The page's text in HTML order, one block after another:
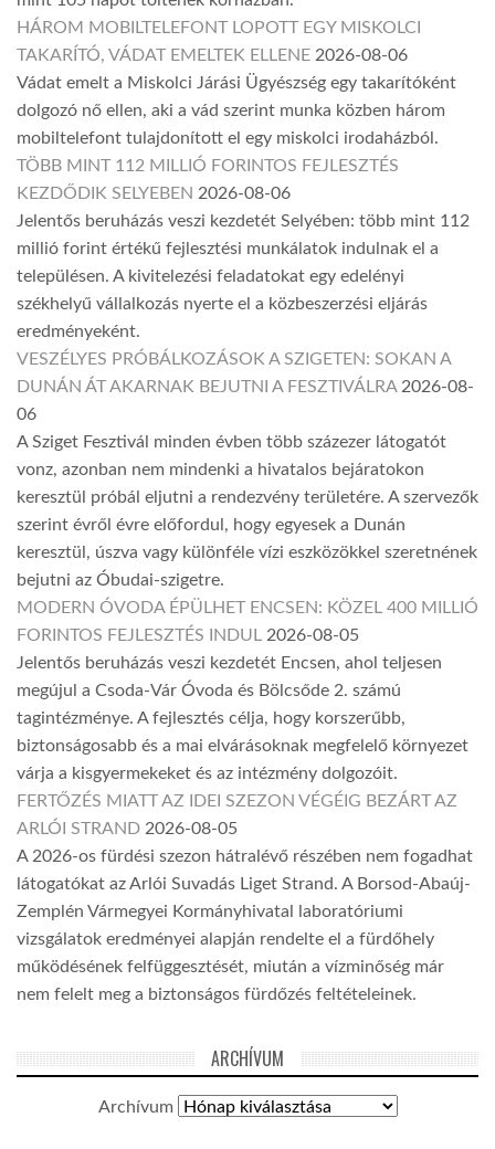
HÁROM MOBILTELEFONT LOPOTT EGY MISKOLCI
TAKARÍTÓ, VÁDAT EMELTEK ELLENE 2026-08-06
Vádat emelt a Miskolci Járási Ügyészség egy takarítóként
dolgozó nő ellen, aki a vád szerint munka közben három
mobiltelefont tulajdonított el egy miskolci irodaházból.
TÖBB MINT 112 MILLIÓ FORINTOS FEJLESZTÉS
KEZDŐDIK SELYEBEN 2026-08-06
Jelentős beruházás veszi kezdetét Selyében: több mint 112
millió forint értékű fejlesztési munkálatok indulnak el a
településen. A kivitelezési feladatokat egy edelényi
székhelyű vállalkozás nyerte el a közbeszerzési eljárás
eredményeként.
VESZÉLYES PRÓBÁLKOZÁSOK A SZIGETEN: SOKAN A
DUNÁN ÁT AKARNAK BEJUTNI A FESZTIVÁLRA 2026-08-
06
A Sziget Fesztivál minden évben több százezer látogatót
vonz, azonban nem mindenki a hivatalos bejáratokon
keresztül próbál eljutni a rendezvény területére. A szervezők
szerint évről évre előfordul, hogy egyesek a Dunán
keresztül, úszva vagy különféle vízi eszközökkel szeretnének
bejutni az Óbudai-szigetre.
MODERN ÓVODA ÉPÜLHET ENCSEN: KÖZEL 400 MILLIÓ
FORINTOS FEJLESZTÉS INDUL 2026-08-05
Jelentős beruházás veszi kezdetét Encsen, ahol teljesen
megújul a Csoda-Vár Óvoda és Bölcsőde 2. számú
tagintézménye. A fejlesztés célja, hogy korszerűbb,
biztonságosabb és a mai elvárásoknak megfelelő környezet
várja a kisgyermekeket és az intézmény dolgozóit.
FERTŐZÉS MIATT AZ IDEI SZEZON VÉGÉIG BEZÁRT AZ
ARLÓI STRAND 2026-08-05
A 2026-os fürdési szezon hátralévő részében nem fogadhat
látogatókat az Arlói Suvadás Liget Strand. A Borsod-Abaúj-
Zemplén Vármegyei Kormányhivatal laboratóriumi
vizsgálatok eredményei alapján rendelte el a fürdőhely
működésének felfüggesztését, miután a vízminőség már
nem felelt meg a biztonságos fürdőzés feltételeinek.
ARCHÍVUM
Archívum